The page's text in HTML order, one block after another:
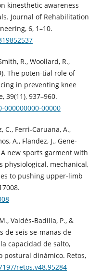
kinesthetic awareness
Journal of Rehabilitation
6, 1–10.
R., Woollard, R.,
The poten-tial role of
in preventing knee
937–960.
00000
C., Ferri-Caruana, A.,
A., Flandez, J., Gene-
A new sports garment with
physiological, mechanical,
to pushing upper-limb
Valdés-Badilla, P., &
de seis se-manas de
capacidad de salto,
dinámico. Retos,
retos.v48.95284